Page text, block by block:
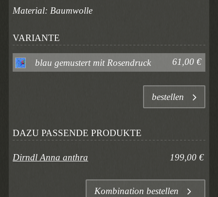
Material: Baumwolle
VARIANTE
blau gemustert mit Rosendruck 61,00 €
bestellen
DAZU PASSENDE PRODUKTE
Dirndl Anna anthra 199,00 €
Kombination bestellen